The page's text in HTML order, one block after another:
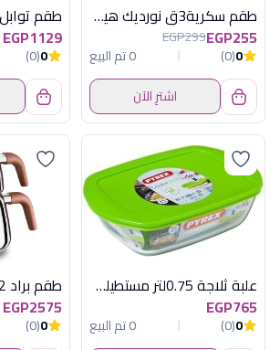
طقم سكرية3ق نورديك هيفيابلولومينارك امار
EGP255
EGP299
0
(0)
0 تم البيع
اشترِ الآن
EGP1129
0
(0)
علبة ثلاجة 0.75لتر مستطيلة باليد بيركس
EGP765
0
(0)
0 تم البيع
EGP2575
0
(0)